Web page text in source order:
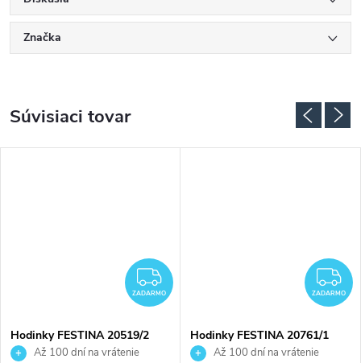
Značka
Súvisiaci tovar
ZADARMO
ZADARMO
Hodinky FESTINA 20519/2
Až 100 dní na vrátenie
ZADARMO
Hodinky FESTINA 20761/1
Až 100 dní na vrátenie